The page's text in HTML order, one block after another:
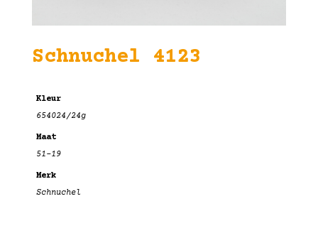
Schnuchel 4123
Kleur
654024/24g
Maat
51-19
Merk
Schnuchel